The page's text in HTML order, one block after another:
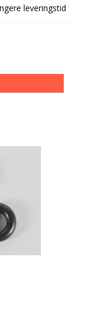
leveringstid